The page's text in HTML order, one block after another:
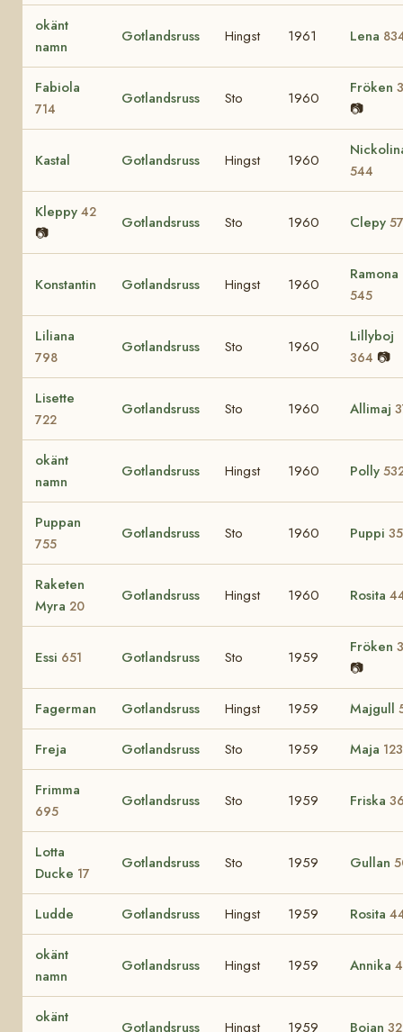
okänt
namn
Gotlandsruss Hingst 1961 Lena
Fabiola
714
Gotlandsruss Sto 1960
Fröken
📷
Kastal Gotlandsruss Hingst 1960
544
Kleppy 42
📷
Gotlandsruss Sto 1960 Clepy
Konstantin Gotlandsruss Hingst 1960
Ramona
545
Liliana
798
Gotlandsruss Sto 1960
Lillyboj
364 📷
Lisette
722
Gotlandsruss Sto 1960 Allimaj
okänt
namn
Gotlandsruss Hingst 1960 Polly
Puppan
755
Gotlandsruss Sto 1960 Puppi
Raketen
Myra 20
Gotlandsruss Hingst 1960 Rosita
Essi 651 Gotlandsruss Sto 1959
Fröken
📷
Fagerman Gotlandsruss Hingst 1959 Majgull
Freja Gotlandsruss Sto 1959 Maja
Frimma
695
Gotlandsruss Sto 1959 Friska
Lotta
Ducke 17
Gotlandsruss Sto 1959 Gullan
Ludde Gotlandsruss Hingst 1959 Rosita
okänt
namn
Gotlandsruss Hingst 1959 Annika
okänt
Gotlandsruss Hingst 1959 Bojan